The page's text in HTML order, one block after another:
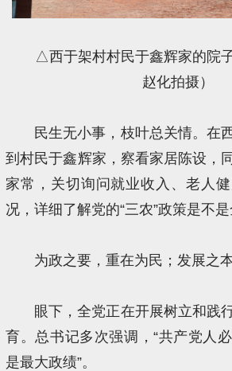
△西于架村村民于鑫辉家的院
赵化拍摄）
民生无小事，枝叶总关情。在
到村民于鑫辉家，察看家居陈设，
家常，关切询问就业收入、老人
况，详细了解党的“三农”政策是不是
为政之要，重在为民；发展之
眼下，全党正在开展树立和践
育。总书记多次强调，“共产党人
是最大政绩”。